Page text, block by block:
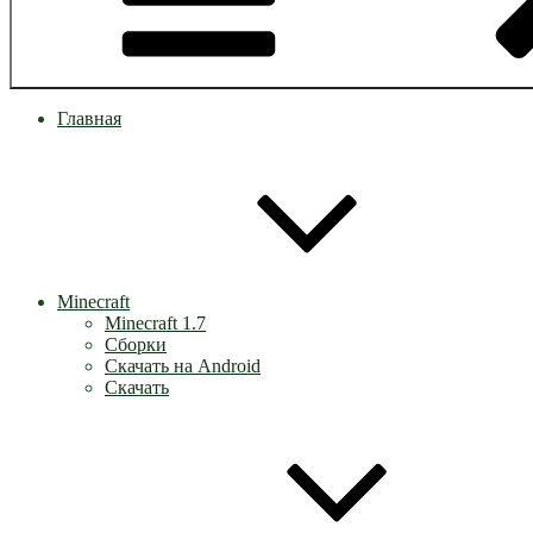
Главная
Minecraft
Minecraft 1.7
Сборки
Скачать на Android
Скачать